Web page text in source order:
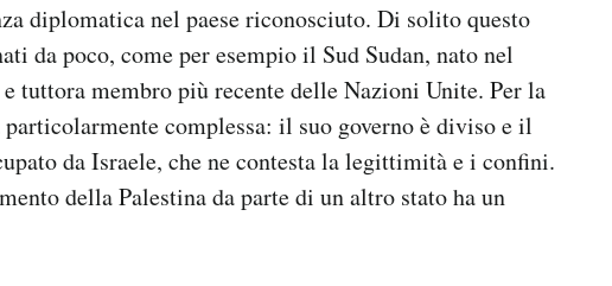
diplomatica nel paese riconosciuto. Di solito questo
da poco, come per esempio il Sud Sudan, nato nel
tuttora membro più recente delle Nazioni Unite. Per la
complessa: il suo governo è diviso e il
da Israele, che ne contesta la legittimità e i confini.
della Palestina da parte di un altro stato ha un